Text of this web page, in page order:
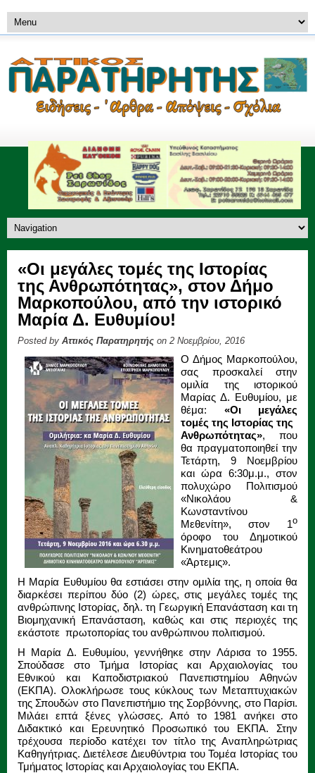
«Οι μεγάλες τομές της Ιστορίας
της Ανθρωπότητας», στον Δήμο
Μαρκοπούλου, από την ιστορικό
Μαρία Δ. Ευθυμίου!
Posted by Αττικός Παρατηρητής on 2 Νοεμβρίου, 2016
Ο Δήμος Μαρκοπούλου,
σας προσκαλεί στην
ομιλία της ιστορικού
Μαρίας Δ. Ευθυμίου, με
θέμα: «Οι μεγάλες
τομές της Ιστορίας της
Ανθρωπότητας», που
θα πραγματοποιηθεί την
Τετάρτη, 9 Νοεμβρίου
και ώρα 6:30μ.μ., στον
πολυχώρο Πολιτισμού
«Νικολάου &
Κωνσταντίνου
Μεθενίτη», στον 1ο
όροφο του Δημοτικού
Κινηματοθεάτρου
«Άρτεμις».
Η Μαρία Ευθυμίου θα εστιάσει στην ομιλία της, η οποία θα
διαρκέσει περίπου δύο (2) ώρες, στις μεγάλες τομές της
ανθρώπινης Ιστορίας, δηλ. τη Γεωργική Επανάσταση και τη
Βιομηχανική Επανάσταση, καθώς και στις περιοχές της
εκάστοτε πρωτοπορίας του ανθρώπινου πολιτισμού.
Η Μαρία Δ. Ευθυμίου, γεννήθηκε στην Λάρισα το 1955.
Σπούδασε στο Τμήμα Ιστορίας και Αρχαιολογίας του
Εθνικού και Καποδιστριακού Πανεπιστημίου Αθηνών
(ΕΚΠΑ). Ολοκλήρωσε τους κύκλους των Μεταπτυχιακών
της Σπουδών στο Πανεπιστήμιο της Σορβόννης, στο Παρίσι.
Μιλάει επτά ξένες γλώσσες. Από το 1981 ανήκει στο
Διδακτικό και Ερευνητικό Προσωπικό του ΕΚΠΑ. Στην
τρέχουσα περίοδο κατέχει τον τίτλο της Αναπληρώτριας
Καθηγήτριας. Διετέλεσε Διευθύντρια του Τομέα Ιστορίας του
Τμήματος Ιστορίας και Αρχαιολογίας του ΕΚΠΑ.